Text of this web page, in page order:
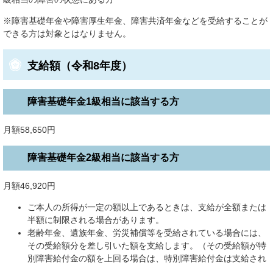
※障害基礎年金や障害厚生年金、障害共済年金などを受給することが
できる方は対象とはなりません。
支給額（令和8年度）
障害基礎年金1級相当に該当する方
月額58,650円
障害基礎年金2級相当に該当する方
月額46,920円
ご本人の所得が一定の額以上であるときは、支給が全額または
半額に制限される場合があります。
老齢年金、遺族年金、労災補償等を受給されている場合には、
その受給額分を差し引いた額を支給します。（その受給額が特
別障害給付金の額を上回る場合は、特別障害給付金は支給され